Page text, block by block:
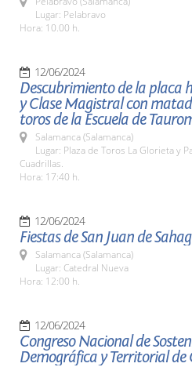
Lugar: Pelabravo
Hora: 10.00 h.
12/06/2024
Descubrimiento de la placa
y Clase Magistral con
toros de la Escuela de
Salamanca (Salamanca)
Lugar: Plaza de Toros La Glorieta y
Cuadrillas.
Hora: 17:40 h.
12/06/2024
Fiestas de San Juan de
Salamanca (Salamanca)
Lugar: Catedral Nueva
Hora: 12:00 h.
12/06/2024
Congreso Nacional de
Demográfica y Territorial de